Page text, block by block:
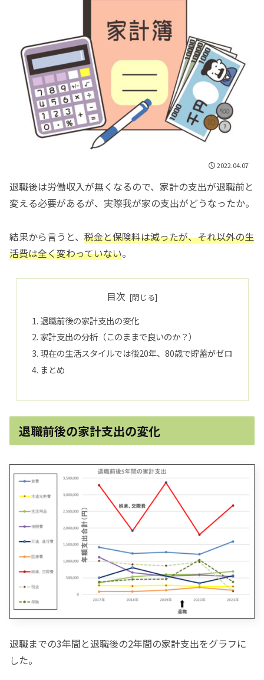
2022.04.07
退職後は労働収入が無くなるので、家計の支出が退職前と
変える必要があるが、実際我が家の支出がどうなったか。
結果から言うと、 税金と保険料は減ったが、それ以外の生
活費は全く変わっていない。
目次
退職前後の家計支出の変化
家計支出の分析（このままで良いのか？）
現在の生活スタイルでは後20年、80歳で貯蓄がゼロ
まとめ
退職前後の家計支出の変化
退職までの3年間と退職後の2年間の家計支出をグラフに
した。